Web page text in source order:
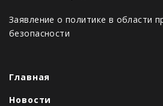
Заявление о политике в области
безопасности
Главная
Новости